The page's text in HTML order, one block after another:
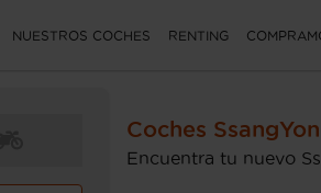
NUESTROS COCHES RENTING
Coches
Encuentra tu nuevo